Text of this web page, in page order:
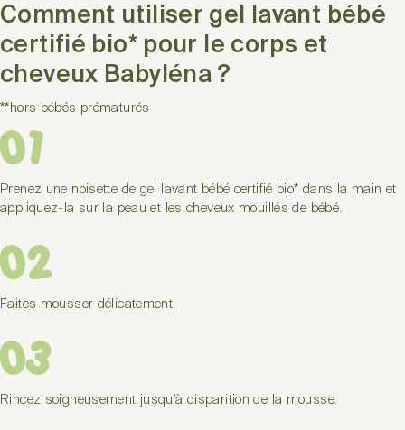
Comment utiliser gel lavant bébé
certifié bio* pour le corps et
cheveux Babyléna ?
**hors bébés prématurés
01
Prenez une noisette de gel lavant bébé certifié bio* dans la main et
appliquez-la sur la peau et les cheveux mouillés de bébé.
02
Faites mousser délicatement.
03
Rincez soigneusement jusqu’à disparition de la mousse.